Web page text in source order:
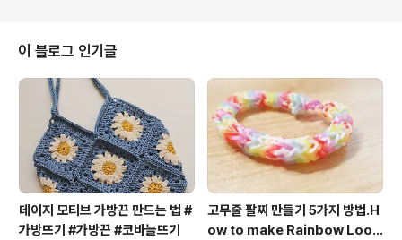
이 블로그 인기글
데이지 모티브 가방끈 만드는 법 #
가방뜨기 #가방끈 #코바늘뜨기
고무줄 팔찌 만들기 5가지 방법.H
ow to make Rainbow Loo